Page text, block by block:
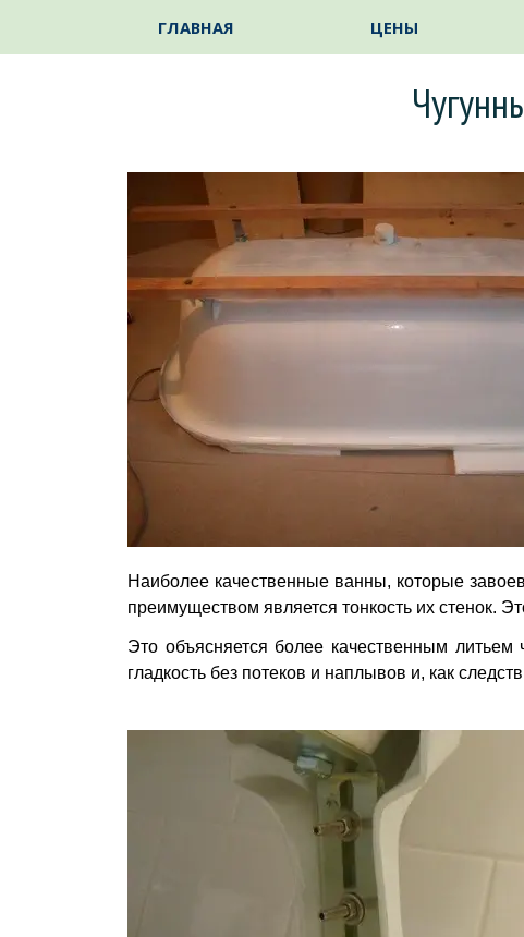
ГЛАВНАЯ ЦЕНЫ
Наиболее качественные ванны, которые
преимуществом является тонкость их стенок.
Это объясняется более качественным
гладкость без потеков и наплывов и, как